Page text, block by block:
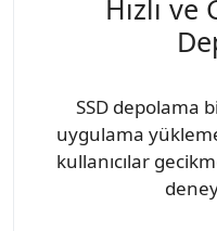
Hızlı
SSD depolama
uygulama
kullanıcılar